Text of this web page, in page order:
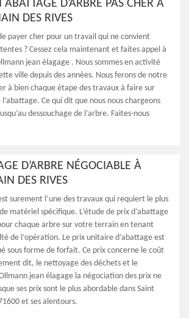
ABATTAGE D’ARBRE PAS CHER À
DES RIVES
payer cher pour un travail qui ne convient
? Cessez cela maintenant et faites appel à
jean élagage . Nous sommes en activité
ville depuis des années. Nous ferons de notre
à bien chaque étape des travaux à faire sur
Ce qui dit que nous nous chargeons
dessouchage de l’arbre. Faites-nous
D’ARBRE NÉGOCIABLE À
DES RIVES
surement l’une des travaux qui requiert le plus
matériel spécifique. L’étude de prix d’abattage
chaque arbre sur votre terrain en tenant
de l’opération. Le prix unitaire d’abattage est
sous forme de forfait. Ce prix concerne le coût
dit, le nettoyage des déchets et le
jean élagage la négociation des prix ne
ses prix sont le plus abordable dans Saint
et ses alentours.